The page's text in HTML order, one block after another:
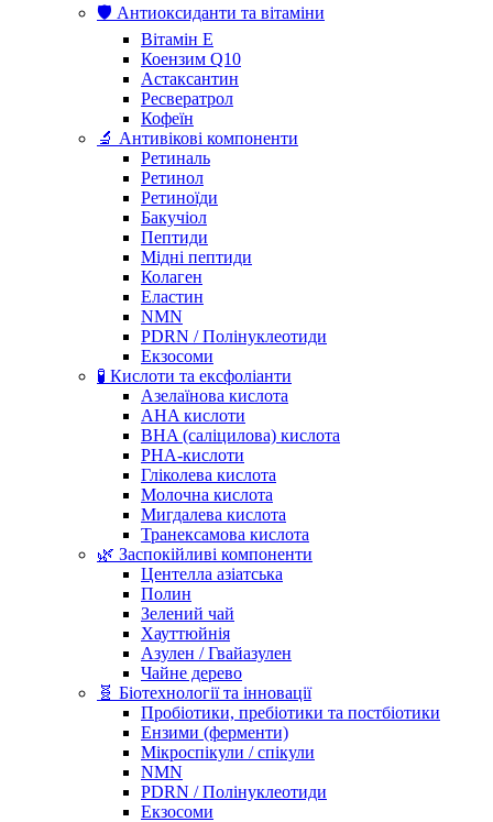
🛡️ Антиоксиданти та вітаміни
Вітамін Е
Коензим Q10
Астаксантин
Ресвератрол
Кофеїн
🔬 Антивікові компоненти
Ретиналь
Ретинол
Ретиноїди
Бакучіол
Пептиди
Мідні пептиди
Колаген
Еластин
NMN
PDRN / Полінуклеотиди
Екзосоми
🧪 Кислоти та ексфоліанти
Азелаїнова кислота
AHA кислоти
BHA (саліцилова) кислота
PHA-кислоти
Гліколева кислота
Молочна кислота
Мигдалева кислота
Транексамова кислота
🌿 Заспокійливі компоненти
Центелла азіатська
Полин
Зелений чай
Хауттюйнія
Азулен / Гвайазулен
Чайне дерево
🧬 Біотехнології та інновації
Пробіотики, пребіотики та постбіотики
Ензими (ферменти)
Мікроспікули / спікули
NMN
PDRN / Полінуклеотиди
Екзосоми